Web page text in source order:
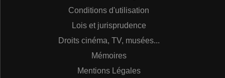
Conditions d'utilisation
Lois et jurisprudence
Droits cinéma, TV, musées...
Mémoires
Mentions Légales